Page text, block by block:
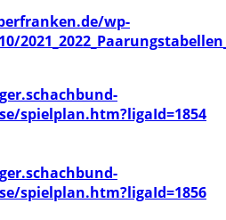
wp-
schachbund-
spielplan.htm?ligaId=1854
schachbund-
spielplan.htm?ligaId=1856